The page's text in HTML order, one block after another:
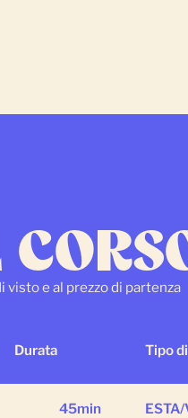
visto e al prezzo di partenza
Durata Tipo
45min